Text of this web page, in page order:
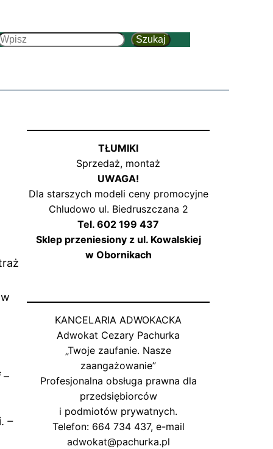
Szukaj
–
–
TŁUMIKI
Sprzedaż, montaż
UWAGA!
Dla starszych modeli ceny promocyjne
Chludowo ul. Biedruszczana 2
Tel. 602 199 437
Sklep przeniesiony z ul. Kowalskiej
w Obornikach
KANCELARIA ADWOKACKA
Adwokat Cezary Pachurka
„Twoje zaufanie. Nasze
zaangażowanie”
Profesjonalna obsługa prawna dla
przedsiębiorców
i podmiotów prywatnych.
Telefon: 664 734 437, e-mail
adwokat@pachurka.pl